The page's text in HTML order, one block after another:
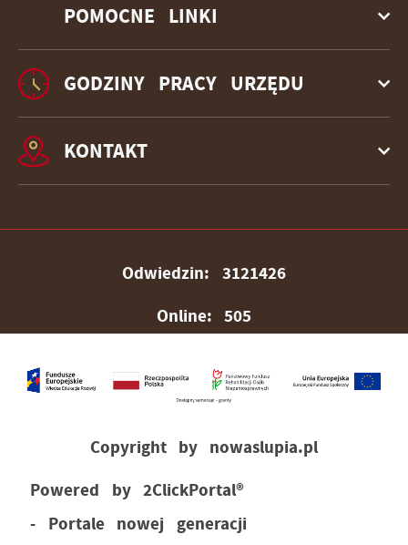
POMOCNE LINKI
GODZINY PRACY URZĘDU
KONTAKT
Odwiedzin: 3121426
Online: 505
Copyright by nowaslupia.pl
Powered by2ClickPortal®
- Portale nowej generacji